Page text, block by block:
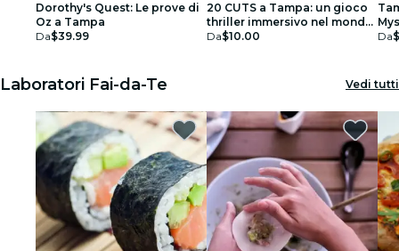
Dorothy's Quest: Le prove di
Oz a Tampa
Da$39.99
20 CUTS a Tampa: un gioco
thriller immersivo nel mondo
reale
Da$10.00 Da
Laboratori Fai-da-Te Vedi tutti